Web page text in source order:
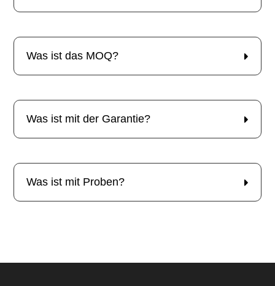
Was ist das MOQ?
Was ist mit der Garantie?
Was ist mit Proben?